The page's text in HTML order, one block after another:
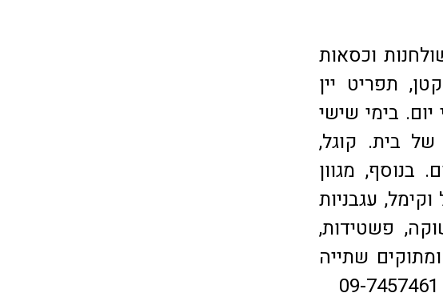
וכסאות
תפריט יין
בימי שישי
בית. קוגל,
בנוסף, מגוון
עגבניות
פשטידות,
שתייה